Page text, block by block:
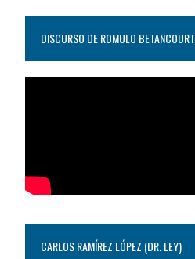
DISCURSO DE ROMULO BETANCOURT
CARLOS RAMÍREZ LÓPEZ (DR. LEY)